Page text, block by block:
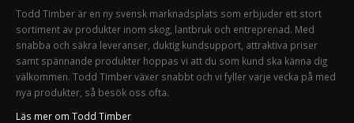
Todd Timber är en ny svensk marknadsplats som erbjuder ett stort
sortiment av produkter inom skog, lantbruk och entreprenad. Med
snabba och säkra leveranser, duktig kundsupport, attraktiva priser
samt spännande produkter hoppas vi att du som kund ska känna dig
välkommen. Todd Timber växer snabbt och vi fyller varje vecka på med
nya produkter, så besök oss ofta.
Läs mer om Todd Timber